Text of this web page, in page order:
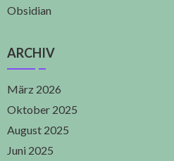
Obsidian
ARCHIV
März 2026
Oktober 2025
August 2025
Juni 2025